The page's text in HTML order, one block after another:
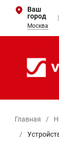
Ваш
город
Москва
Главная /
/